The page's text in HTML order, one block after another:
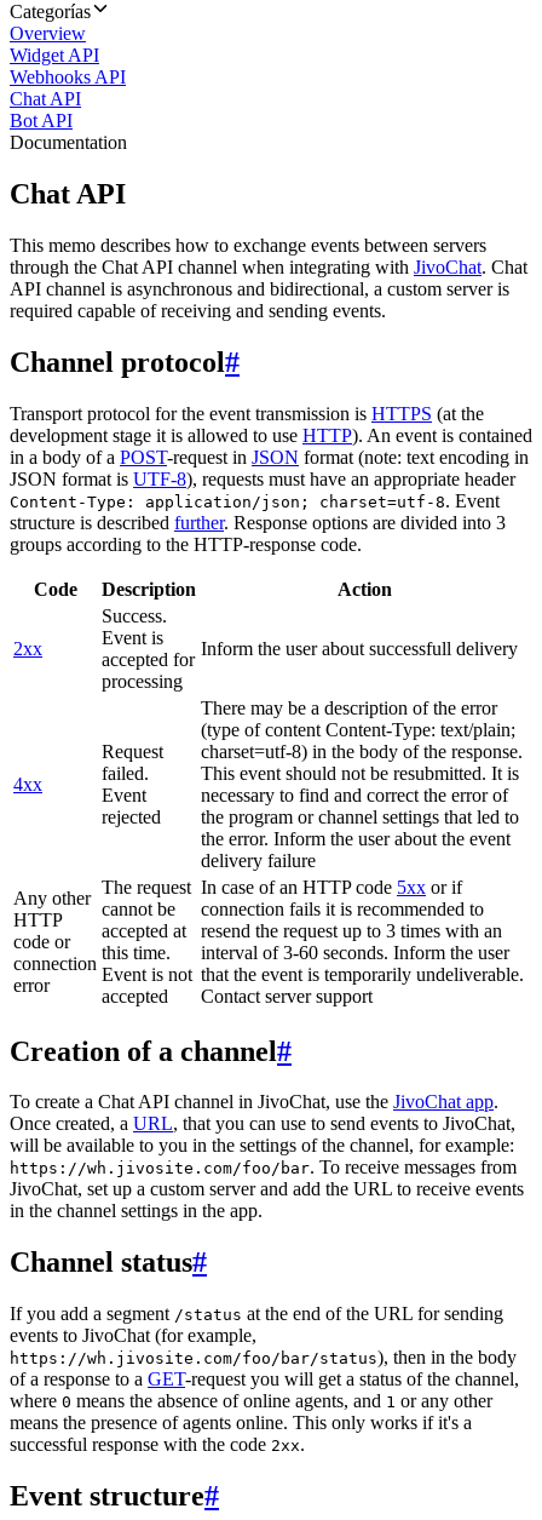
Categorías
Overview
Widget API
Webhooks API
Chat API
Bot API
Documentation
Chat API
This memo describes how to exchange events between servers
through the Chat API channel when integrating with JivoChat. Chat
API channel is asynchronous and bidirectional, a custom server is
required capable of receiving and sending events.
Channel protocol#
Transport protocol for the event transmission is HTTPS (at the
development stage it is allowed to use HTTP). An event is contained
in a body of a POST-request in JSON format (note: text encoding in
JSON format is UTF-8), requests must have an appropriate header
Content-Type: application/json; charset=utf-8. Event
structure is described further. Response options are divided into 3
groups according to the HTTP-response code.
Code Description Action
2xx
Success.
Event is
accepted for
processing
Inform the user about successfull delivery
4xx
Request
failed.
Event
rejected
There may be a description of the error
(type of content Content-Type: text/plain;
charset=utf-8) in the body of the response.
This event should not be resubmitted. It is
necessary to find and correct the error of
the program or channel settings that led to
the error. Inform the user about the event
delivery failure
Any other
HTTP
code or
connection
error
The request
cannot be
accepted at
this time.
Event is not
accepted
In case of an HTTP code 5xx or if
connection fails it is recommended to
resend the request up to 3 times with an
interval of 3-60 seconds. Inform the user
that the event is temporarily undeliverable.
Contact server support
Creation of a channel#
To create a Chat API channel in JivoChat, use the JivoChat app.
Once created, a URL, that you can use to send events to JivoChat,
will be available to you in the settings of the channel, for example:
https://wh.jivosite.com/foo/bar. To receive messages from
JivoChat, set up a custom server and add the URL to receive events
in the channel settings in the app.
Channel status#
If you add a segment /status at the end of the URL for sending
events to JivoChat (for example,
https://wh.jivosite.com/foo/bar/status), then in the body
of a response to a GET-request you will get a status of the channel,
where 0 means the absence of online agents, and 1 or any other
means the presence of agents online. This only works if it's a
successful response with the code 2xx.
Event structure#